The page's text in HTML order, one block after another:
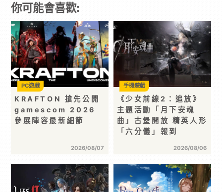
你可能會喜歡:
KRAFTON 搶先公開
gamescom 2026
參展陣容最新細節
2026/08/07
PC遊戲
《少女前線2：追放》
主題活動「月下安魂
曲」古堡開放 精英人形
「六分儀」報到
2026/08/06
手機遊戲